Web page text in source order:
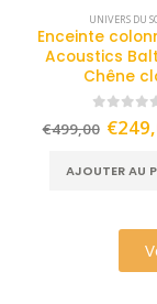
UNIVERS DU
Enceinte
Acoustics
Chêne
out
€499,00 €
AJOUTER AU